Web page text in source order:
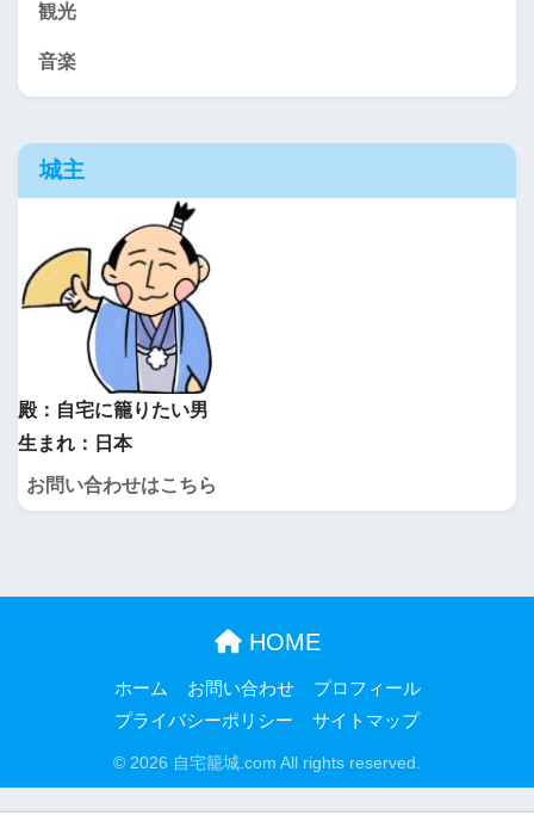
観光
音楽
城主
殿：自宅に籠りたい男
生まれ：日本
お問い合わせはこちら
HOME
ホーム お問い合わせ
プロフィール
プライバシーポリシー
サイトマップ
© 2026 自宅籠城.com All rights reserved.